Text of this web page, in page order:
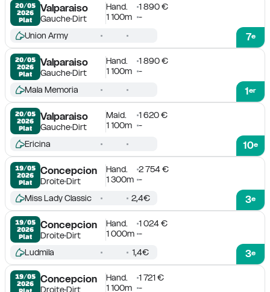
20/05
2026
Plat
Valparaiso
GaucheDirt
Hand.
1 890 €
1 100m
-
7e
Union Army
20/05
2026
Plat
Valparaiso
GaucheDirt
Hand.
1 890 €
1 100m
-
1er
Mala Memoria
20/05
2026
Plat
Valparaiso
GaucheDirt
Maid.
1 620 €
1 100m
-
10e
Ericina
19/05
2026
Plat
Concepcion
DroiteDirt
Hand.
2 754 €
1 300m -
3e
Miss Lady Classic 2,4€
19/05
2026
Plat
Concepcion
DroiteDirt
Hand.
1 024 €
1 000m -
3e
Ludmila 1,4€
19/05
2026
Concepcion
DroiteDirt
Hand.
1 721 €
1 100m
-